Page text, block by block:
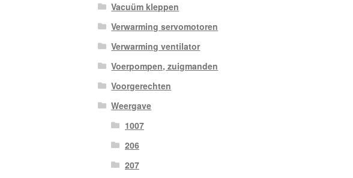
Vacuüm kleppen
Verwarming servomotoren
Verwarming ventilator
Voerpompen, zuigmanden
Voorgerechten
Weergave
1007
206
207